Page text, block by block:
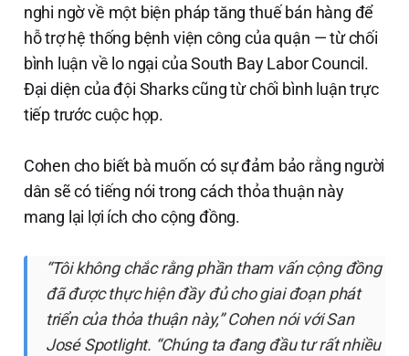
nghi ngờ về một biện pháp tăng thuế bán hàng để
hỗ trợ hệ thống bệnh viện công của quận — từ chối
bình luận về lo ngại của South Bay Labor Council.
Đại diện của đội Sharks cũng từ chối bình luận trực
tiếp trước cuộc họp.
Cohen cho biết bà muốn có sự đảm bảo rằng người
dân sẽ có tiếng nói trong cách thỏa thuận này
mang lại lợi ích cho cộng đồng.
“Tôi không chắc rằng phần tham vấn cộng đồng
đã được thực hiện đầy đủ cho giai đoạn phát
triển của thỏa thuận này,” Cohen nói vớiSan
José Spotlight. “Chúng ta đang đầu tư rất nhiều